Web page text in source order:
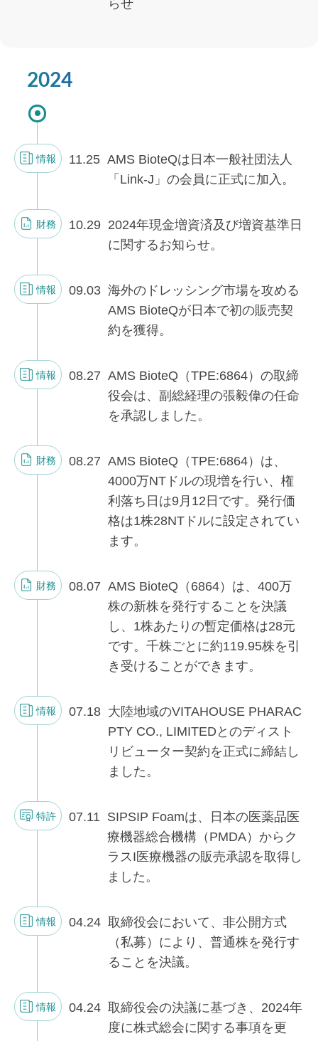
らせ
2024
情報 11.25 AMS BioteQは日本一般社団法人
「Link-J」の会員に正式に加入。
財務 10.29 2024年現金増資済及び増資基準日
に関するお知らせ。
情報 09.03 海外のドレッシング市場を攻める
AMS BioteQが日本で初の販売契
約を獲得。
情報 08.27 AMS BioteQ（TPE:6864）の取締
役会は、副総経理の張毅偉の任命
を承認しました。
財務 08.27 AMS BioteQ（TPE:6864）は、
4000万NTドルの現増を行い、権
利落ち日は9月12日です。発行価
格は1株28NTドルに設定されてい
ます。
財務 08.07 AMS BioteQ（6864）は、400万
株の新株を発行することを決議
し、1株あたりの暫定価格は28元
です。千株ごとに約119.95株を引
き受けることができます。
情報 07.18 大陸地域のVITAHOUSE PHARAC
PTY CO., LIMITEDとのディスト
リビューター契約を正式に締結し
ました。
特許 07.11 SIPSIP Foamは、日本の医薬品医
療機器総合機構（PMDA）からク
ラスI医療機器の販売承認を取得し
ました。
情報 04.24 取締役会において、非公開方式
（私募）により、普通株を発行す
ることを決議。
情報 04.24 取締役会の決議に基づき、2024年
度に株式総会に関する事項を更